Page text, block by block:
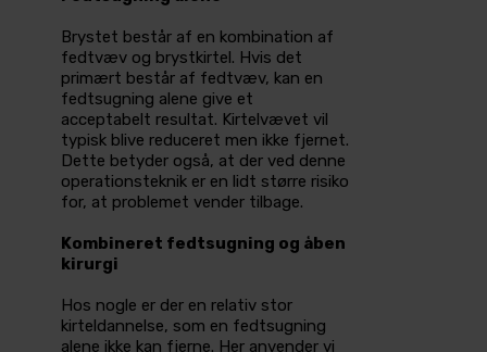
Brystet består af en kombination­ af
fedtvæv og brystkirtel. Hvis det
primært består af fedtvæv, kan en
fedtsugning alene give et
acceptabelt­ resultat. Kirtelvævet vil
typisk blive reduceret men ikke fjernet.
Dette betyder også, at der ved denne
operations­teknik er en lidt større risiko
for, at problemet vender tilbage.
Kombineret fedtsugning og åben
kirurgi
Hos nogle er der en relativ stor
kirteldannelse, som en fedtsugning
alene ikke kan fjerne. Her anvender vi